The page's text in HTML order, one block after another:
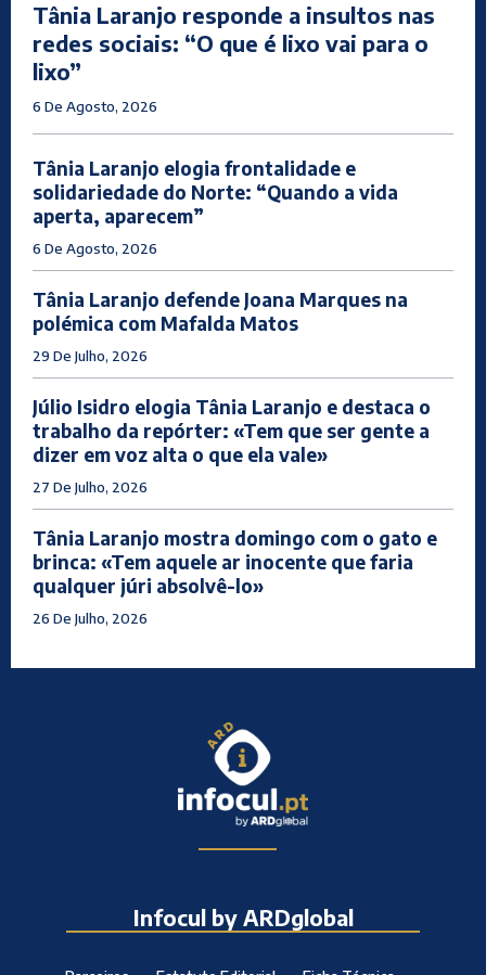
Tânia Laranjo responde a insultos nas
redes sociais: “O que é lixo vai para o
lixo”
6 De Agosto, 2026
Tânia Laranjo elogia frontalidade e
solidariedade do Norte: “Quando a vida
aperta, aparecem”
6 De Agosto, 2026
Tânia Laranjo defende Joana Marques na
polémica com Mafalda Matos
29 De Julho, 2026
Júlio Isidro elogia Tânia Laranjo e destaca o
trabalho da repórter: «Tem que ser gente a
dizer em voz alta o que ela vale»
27 De Julho, 2026
Tânia Laranjo mostra domingo com o gato e
brinca: «Tem aquele ar inocente que faria
qualquer júri absolvê-lo»
26 De Julho, 2026
Infocul by ARDglobal